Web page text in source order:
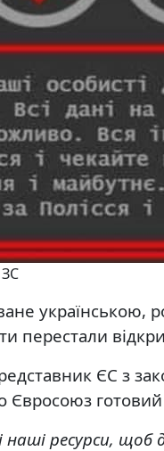
українською,
перестали
ЄС з
Євросоюз
наші ресурси,